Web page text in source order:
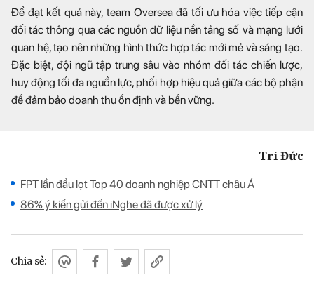
Để đạt kết quả này, team Oversea đã tối ưu hóa việc tiếp cận
đối tác thông qua các nguồn dữ liệu nền tảng số và mạng lưới
quan hệ, tạo nên những hình thức hợp tác mới mẻ và sáng tạo.
Đặc biệt, đội ngũ tập trung sâu vào nhóm đối tác chiến lược,
huy động tối đa nguồn lực, phối hợp hiệu quả giữa các bộ phận
để đảm bảo doanh thu ổn định và bền vững.
Trí Đức
FPT lần đầu lọt Top 40 doanh nghiệp CNTT châu Á
86% ý kiến gửi đến iNghe đã được xử lý
Chia sẻ: